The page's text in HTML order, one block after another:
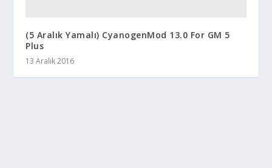
(5 Aralık Yamalı) CyanogenMod 13.0 For GM 5
Plus
13 Aralık 2016